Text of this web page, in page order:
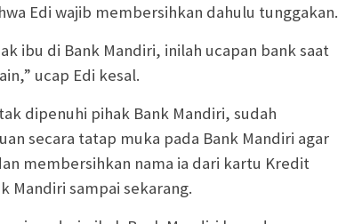
Edi wajib membersihkan dahulu tunggakan.
ibu di Bank Mandiri, inilah ucapan bank saat
ucap Edi kesal.
dipenuhi pihak Bank Mandiri, sudah
secara tatap muka pada Bank Mandiri agar
membersihkan nama ia dari kartu Kredit
Mandiri sampai sekarang.